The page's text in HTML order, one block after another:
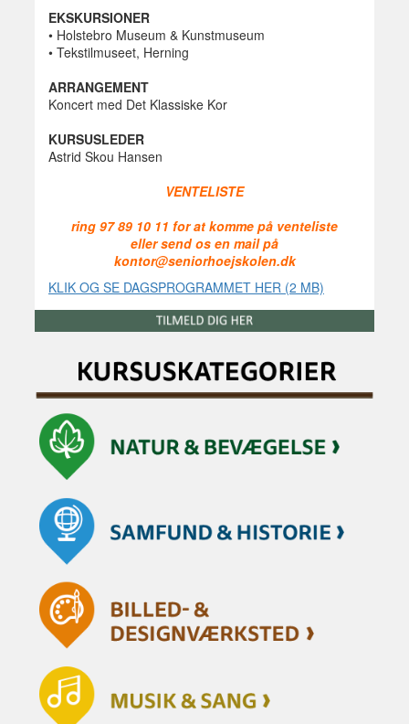
EKSKURSIONER
• Holstebro Museum & Kunstmuseum
• Tekstilmuseet, Herning
ARRANGEMENT
Koncert med Det Klassiske Kor
KURSUSLEDER
Astrid Skou Hansen
VENTELISTE
ring 97 89 10 11 for at komme på venteliste
eller send os en mail på
kontor@seniorhoejskolen.dk
KLIK OG SE DAGSPROGRAMMET HER (2 MB)